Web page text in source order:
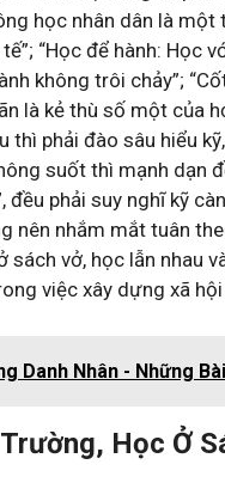
học nhân dân là
“Học để hành: Học
không trôi chảy”;
là kẻ thù số một của
phải đào sâu hiểu
suốt thì mạnh dạn
đều phải suy nghĩ kỹ
nên nhắm mắt tuân
vở, học lẫn nhau
việc xây dựng xã
Danh Nhân - Những
Học Ở